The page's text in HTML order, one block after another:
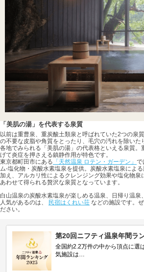
「美肌の湯」を代表する泉質
以前は重曹泉、重炭酸土類泉と呼ばれていた2つの泉
の不要な皮脂や角質をとったり、毛穴の汚れを除いた
各地でみられる「美肌の湯」の代表格といえる泉質。
げて炎症を押さえる鎮静作用が特色です。
東京都町田市にある 「天然温泉 ロテン・ガーデン」 で
ム-塩化物・炭酸水素塩泉を提供。炭酸水素塩泉によ
加え、アルカリ性によるクレンジング効果や塩化物泉
あわせて得られる贅沢な泉質となっています。
白山温泉の炭酸水素塩泉が楽しめる温泉、日帰り温泉
人気があるのは、
民宿はくれい荘 などの施設です。
ださい。
第20回ニフティ温泉年間ラ
全国約2.2万件の中から頂点に選
気施設は…